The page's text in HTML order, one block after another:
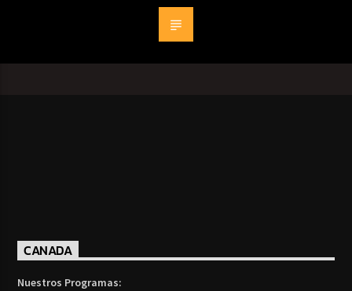
CANADA
Nuestros Programas: